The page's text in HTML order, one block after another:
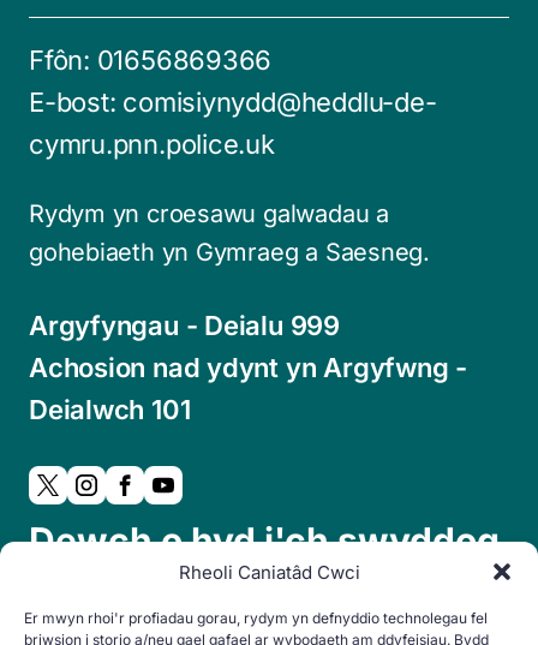
Rheoli Caniatâd Cwci
Er mwyn rhoi'r profiadau gorau, rydym yn defnyddio technolegau fel
briwsion i storio a/neu gael gafael ar wybodaeth am ddyfeisiau. Bydd
Ffôn: 01656869366
E-bost: comisiynydd@heddlu-de-
cymru.pnn.police.uk
Rydym yn croesawu galwadau a
gohebiaeth yn Gymraeg a Saesneg.
Argyfyngau - Deialu 999
Achosion nad ydynt yn Argyfwng -
Deialwch 101
Dewch o hyd i'ch swyddog
cymdogaeth lleol: